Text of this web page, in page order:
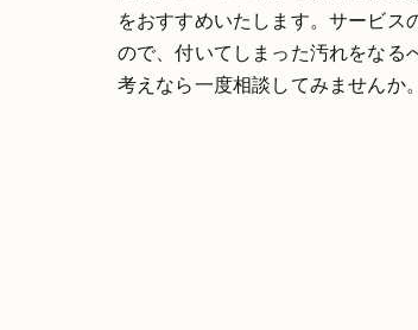
をおすすめいたします。サービス
ので、付いてしまった汚れをなる
考えなら一度相談してみませんか。